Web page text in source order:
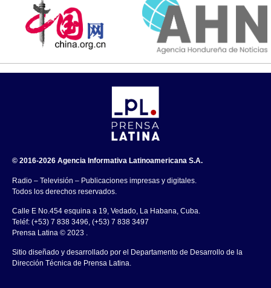
© 2016-2026 Agencia Informativa Latinoamericana S.A.
Radio – Televisión – Publicaciones impresas y digitales.
Todos los derechos reservados.
Calle E No.454 esquina a 19, Vedado, La Habana, Cuba.
Teléf: (+53) 7 838 3496, (+53) 7 838 3497
Prensa Latina © 2023 .
Sitio diseñado y desarrollado por el Departamento de Desarrollo de la
Dirección Técnica de Prensa Latina.